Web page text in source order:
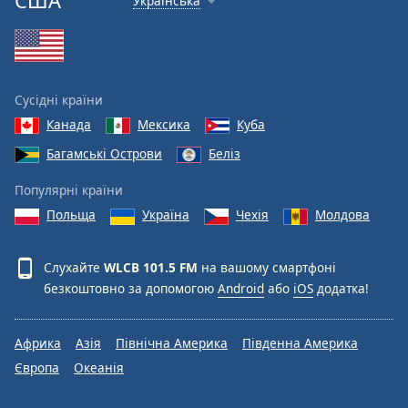
Сусідні країни
Канада
Мексика
Куба
Багамські Острови
Беліз
Популярні країни
Польща
Україна Чехія Молдова
Слухайте WLCB 101.5 FM на вашому смартфоні
безкоштовно за допомогою Android або iOS додатка!
Африка Азія Північна Америка
Південна Америка
Європа
Океанія